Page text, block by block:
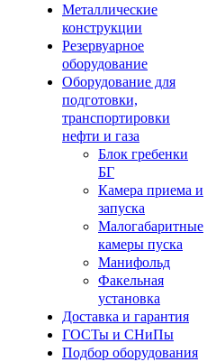
Металлические
конструкции
Резервуарное
оборудование
Оборудование для
подготовки,
транспортировки
нефти и газа
Блок гребенки
БГ
Камера приема и
запуска
Малогабаритные
камеры пуска
Манифольд
Факельная
установка
Доставка и гарантия
ГОСТы и СНиПы
Подбор оборудования